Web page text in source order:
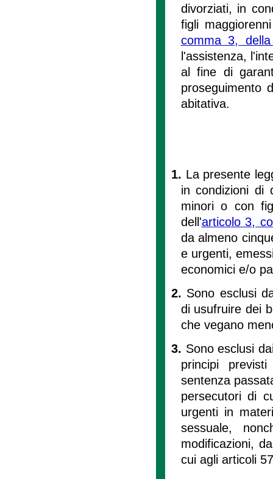
divorziati, in
figli
comma 3,
l'assistenza,
al fine di
proseguimento
abitativa.
1. La presente
in condizioni di
minori o con
dell'articolo 3,
da almeno
e urgenti,
economici e/o
2. Sono esclusi
di usufruire dei
che vegano
3. Sono esclusi
principi
sentenza
persecutori di
urgenti in
sessuale,
modificazioni,
cui agli articoli